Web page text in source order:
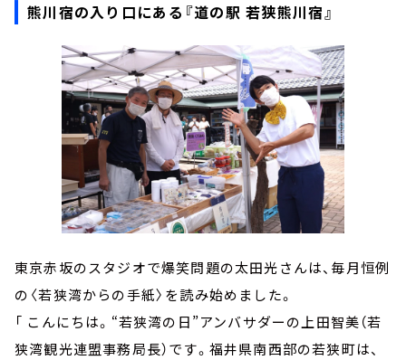
熊川宿の入り口にある『道の駅 若狭熊川宿』
東京赤坂のスタジオで爆笑問題の太田光さんは、毎月恒例
の〈若狭湾からの手紙〉を読み始めました。
「 こんにちは。“若狭湾の日”アンバサダーの上田智美（若
狭湾観光連盟事務局長）です。福井県南西部の若狭町は、